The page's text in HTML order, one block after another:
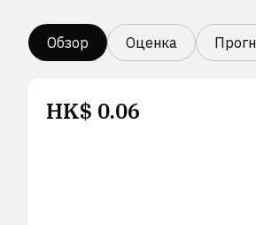
Обзор Оценка
HK$ 0.06